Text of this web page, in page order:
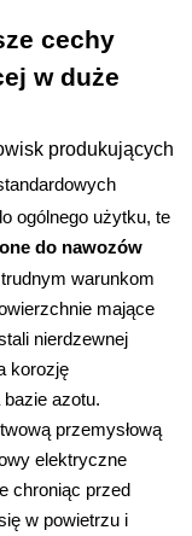
cechy
w duże
produkujących
ogólnego użytku, te
do nawozów
warunkom
mające
nierdzewnej
korozję
azotu.
przemysłową
elektryczne
chroniąc przed
w powietrzu i